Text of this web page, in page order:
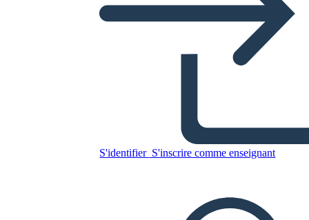
S'identifier S'inscrire comme enseignant